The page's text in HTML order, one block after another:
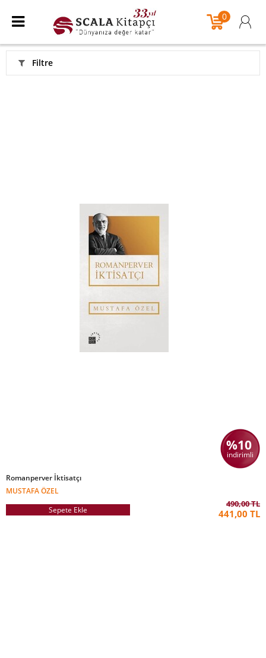
0
Filtre
%10
indirimli
Romanperver İktisatçı
MUSTAFA ÖZEL
Sepete Ekle
490,00 TL
441,00 TL